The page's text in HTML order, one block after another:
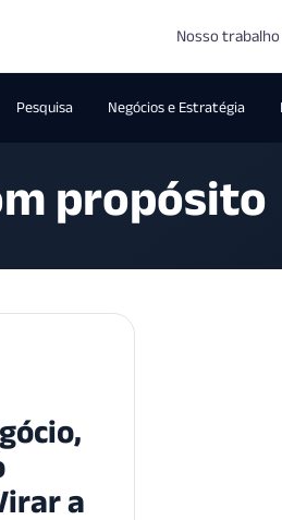
Nosso trabalho
Pesquisa Negócios e Estratégia
propósito
a